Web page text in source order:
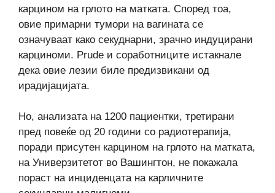
карцином на грлото на матката. Според тоа,
овие примарни тумори на вагината се
означуваат како секуднарни, зрачно индуцирани
карциноми. Prudе и соработниците истакнале
дека овие лезии биле предизвикани од
ирадијацијата.
Но, анализата на 1200 пациентки, третирани
пред повеќе од 20 години со радиотерапија,
поради присутен карцином на грлото на матката,
на Универзитетот во Вашингтон, не покажала
пораст на инциденцата на карличните